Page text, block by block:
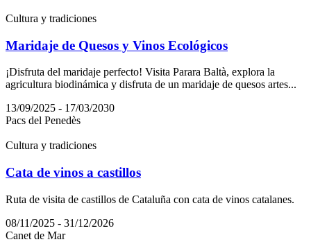
Cultura y tradiciones
Maridaje de Quesos y Vinos Ecológicos
¡Disfruta del maridaje perfecto! Visita Parara Baltà, explora la
agricultura biodinámica y disfruta de un maridaje de quesos artes...
13/09/2025 - 17/03/2030
Pacs del Penedès
Cultura y tradiciones
Cata de vinos a castillos
Ruta de visita de castillos de Cataluña con cata de vinos catalanes.
08/11/2025 - 31/12/2026
Canet de Mar